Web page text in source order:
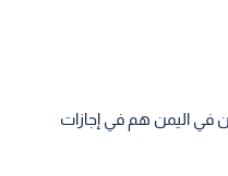
في اليمن هم في إجازات